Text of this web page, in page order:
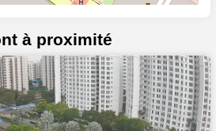
à proximité